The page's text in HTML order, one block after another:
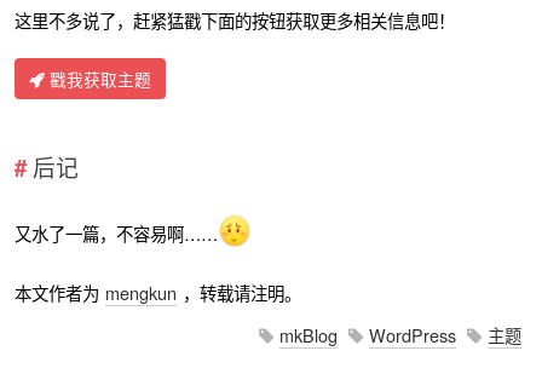
这里不多说了，赶紧猛戳下面的按钮获取更多相关信息吧！
戳我获取主题
后记
又水了一篇，不容易啊……
本文作者为 mengkun ，转载请注明。
mkBlog
WordPress 主题